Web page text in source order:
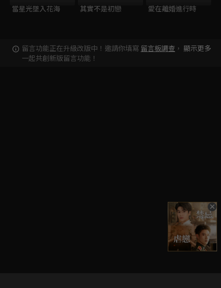
當星光墜入花海 其實不是初戀 愛在離婚進行時
留言功能正在升級改版中！邀請你填寫 留言板調查 ，
一起共創新版留言功能！
顯示更多